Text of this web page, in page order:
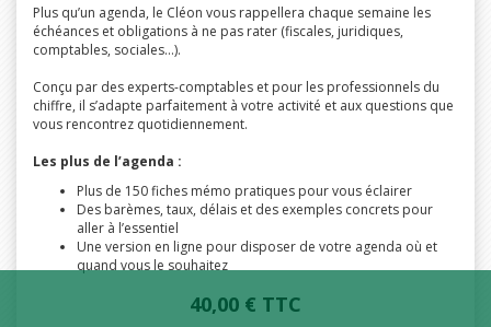
Plus qu’un agenda, le Cléon vous rappellera chaque semaine les
échéances et obligations à ne pas rater (fiscales, juridiques,
comptables, sociales…).
Conçu par des experts-comptables et pour les professionnels du
chiffre, il s’adapte parfaitement à votre activité et aux questions que
vous rencontrez quotidiennement.
Les plus de l’agenda :
Plus de 150 fiches mémo pratiques pour vous éclairer
Des barèmes, taux, délais et des exemples concrets pour
aller à l’essentiel
Une version en ligne pour disposer de votre agenda où et
quand vous le souhaitez
40,00 € TTC